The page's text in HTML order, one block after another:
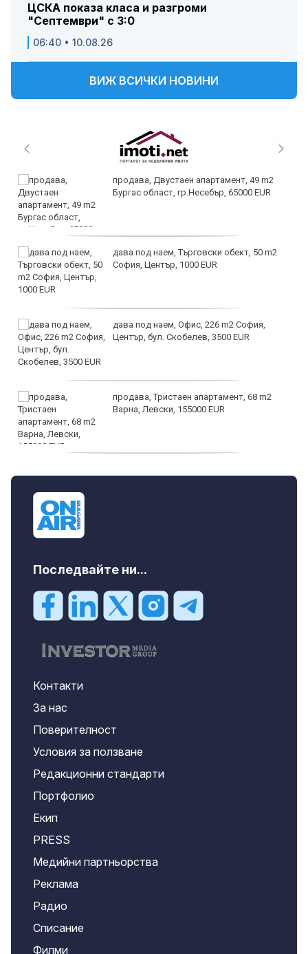
ЦСКА показа класа и разгроми
"Септември" с 3:0
06:40 • 10.08.26
ВИЖ ВСИЧКИ НОВИНИ
продава, Двустаен апартамент, 49 m2
Бургас област, гр.Несебър, 65000 EUR
дава под наем, Търговски обект, 50 m2
София, Център, 1000 EUR
дава под наем, Офис, 226 m2 София,
Център, бул. Скобелев, 3500 EUR
продава, Тристаен апартамент, 68 m2
Варна, Левски, 155000 EUR
Последвайте ни...
Контакти
За нас
Поверителност
Условия за ползване
Редакционни стандарти
Портфолио
Екип
PRESS
Медийни партньорства
Реклама
Радио
Списание
Филми